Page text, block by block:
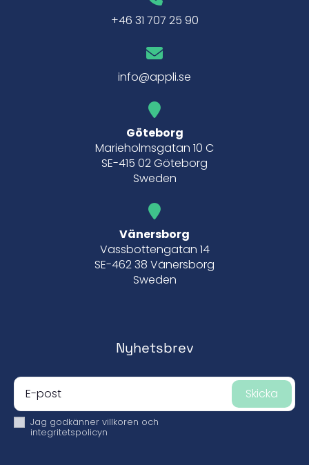
+46 31 707 25 90
info@appli.se
Göteborg
Marieholmsgatan 10 C
SE-415 02 Göteborg
Sweden
Vänersborg
Vassbottengatan 14
SE-462 38 Vänersborg
Sweden
Nyhetsbrev
Skicka
Jag godkänner villkoren och
integritetspolicyn